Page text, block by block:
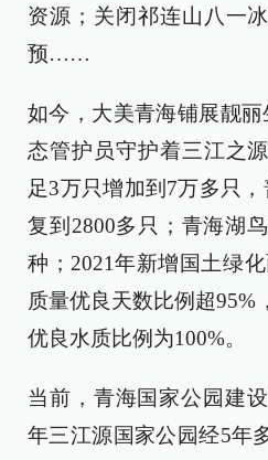
资源；关闭祁连山八一
预……
如今，大美青海铺展靓
态管护员守护着三江之
足3万只增加到7万多只
复到2800多只；青海湖
种；2021年新增国土绿
质量优良天数比例超95%
优良水质比例为100%。
当前，青海国家公园建
年三江源国家公园经5年